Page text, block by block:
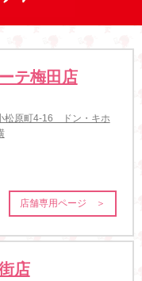
テ梅田店
松原町4-16 ドン・キホ
店舗専用ページ ＞
店